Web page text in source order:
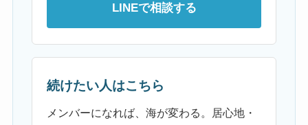
LINEで相談する
続けたい人はこちら
メンバーになれば、海が変わる。居心地・